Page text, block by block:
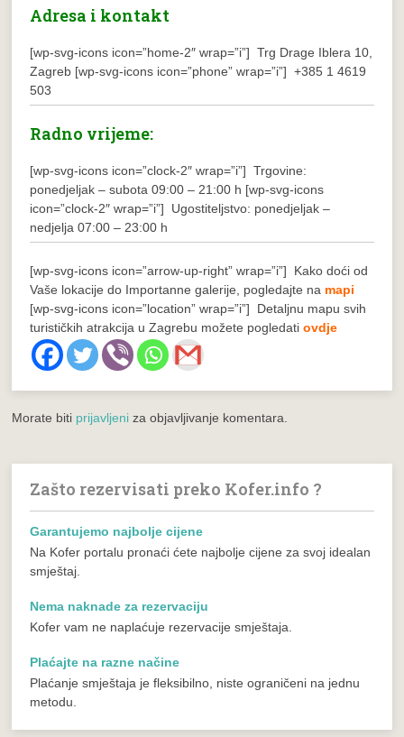
Adresa i kontakt
[wp-svg-icons icon=”home-2″ wrap=”i”] Trg Drage Iblera 10,
Zagreb [wp-svg-icons icon=”phone” wrap=”i”] +385 1 4619
503
Radno vrijeme:
[wp-svg-icons icon=”clock-2″ wrap=”i”] Trgovine:
ponedjeljak – subota 09:00 – 21:00 h [wp-svg-icons
icon=”clock-2″ wrap=”i”] Ugostiteljstvo: ponedjeljak –
nedjelja 07:00 – 23:00 h
[wp-svg-icons icon=”arrow-up-right” wrap=”i”] Kako doći od
Vaše lokacije do Importanne galerije, pogledajte na mapi
[wp-svg-icons icon=”location” wrap=”i”] Detaljnu mapu svih
turističkih atrakcija u Zagrebu možete pogledatiovdje
Morate biti prijavljeni za objavljivanje komentara.
Zašto rezervisati preko Kofer.info ?
Garantujemo najbolje cijene
Na Kofer portalu pronaći ćete najbolje cijene za svoj idealan
smještaj.
Nema naknade za rezervaciju
Kofer vam ne naplaćuje rezervacije smještaja.
Plaćajte na razne načine
Plaćanje smještaja je fleksibilno, niste ograničeni na jednu
metodu.